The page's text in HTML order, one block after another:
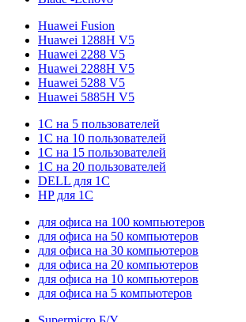
Huawei Fusion
Huawei 1288H V5
Huawei 2288 V5
Huawei 2288H V5
Huawei 5288 V5
Huawei 5885H V5
1С на 5 пользователей
1С на 10 пользователей
1С на 15 пользователей
1С на 20 пользователей
DELL для 1С
HP для 1С
для офиса на 100 компьютеров
для офиса на 50 компьютеров
для офиса на 30 компьютеров
для офиса на 20 компьютеров
для офиса на 10 компьютеров
для офиса на 5 компьютеров